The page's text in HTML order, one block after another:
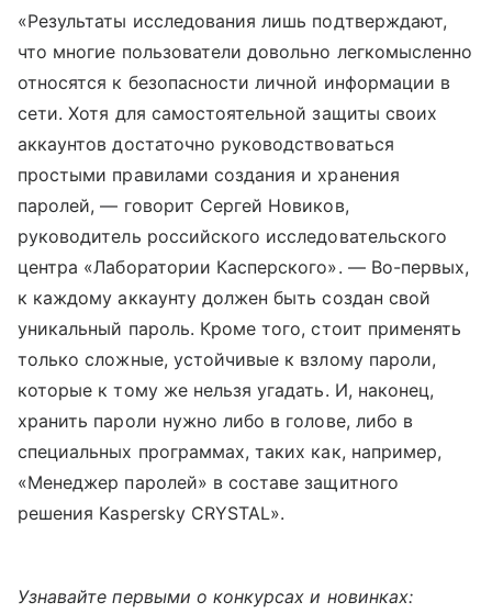
«Результаты исследования лишь подтверждают,
что многие пользователи довольно легкомысленно
относятся к безопасности личной информации в
сети. Хотя для самостоятельной защиты своих
аккаунтов достаточно руководствоваться
простыми правилами создания и хранения
паролей, — говорит Сергей Новиков,
руководитель российского исследовательского
центра «Лаборатории Касперского». — Во-первых,
к каждому аккаунту должен быть создан свой
уникальный пароль. Кроме того, стоит применять
только сложные, устойчивые к взлому пароли,
которые к тому же нельзя угадать. И, наконец,
хранить пароли нужно либо в голове, либо в
специальных программах, таких как, например,
«Менеджер паролей» в составе защитного
решения Kaspersky CRYSTAL».
Узнавайте первыми о конкурсах и новинках: